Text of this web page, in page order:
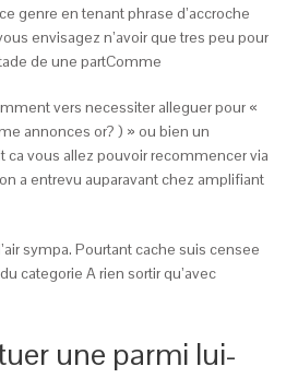
genre en tenant phrase d’accroche
envisagez n’avoir que tres peu pour
de une partComme
vers necessiter alleguer pour «
annonces or? ) » ou bien un
vous allez pouvoir recommencer via
a entrevu auparavant chez amplifiant
sympa. Pourtant cache suis censee
categorie A rien sortir qu’avec
une parmi lui-